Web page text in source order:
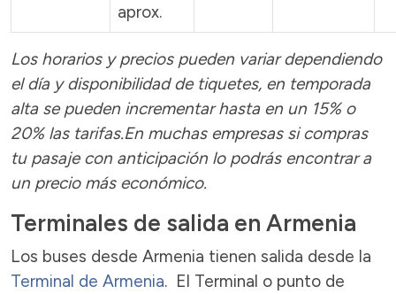
aprox.
Los horarios y precios pueden variar dependiendo
el día y disponibilidad de tiquetes, en temporada
alta se pueden incrementar hasta en un 15% o
20% las tarifas.En muchas empresas si compras
tu pasaje con anticipación lo podrás encontrar a
un precio más económico.
Terminales de salida en Armenia
Los buses desde Armenia tienen salida desde la
Terminal de Armenia. El Terminal o punto de